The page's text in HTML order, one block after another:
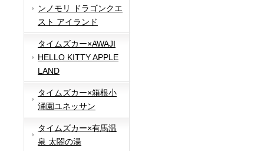
ンノモリ ドラゴンクエ
スト アイランド
タイムズカー×AWAJI
HELLO KITTY APPLE
LAND
タイムズカー×箱根小
涌園ユネッサン
タイムズカー×有馬温
泉 太閤の湯